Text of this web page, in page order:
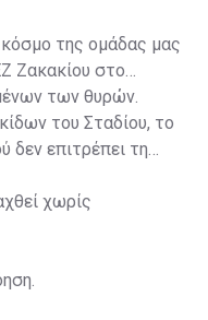
της ομάδας μας
Ζακακίου στο
των θυρών.
του Σταδίου, το
δεν επιτρέπει τη
χωρίς